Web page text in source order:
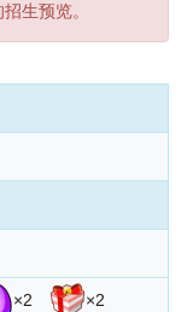
生预览。
×2 ×2